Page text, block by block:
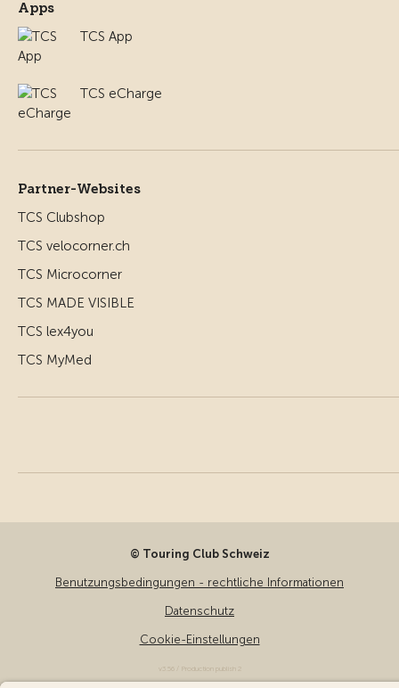
Apps
TCS App
TCS eCharge
Partner-Websites
TCS Clubshop
TCS velocorner.ch
TCS Microcorner
TCS MADE VISIBLE
TCS lex4you
TCS MyMed
© Touring Club Schweiz
Benutzungsbedingungen - rechtliche Informationen
Datenschutz
Cookie-Einstellungen
v3.56 / Production publish 2